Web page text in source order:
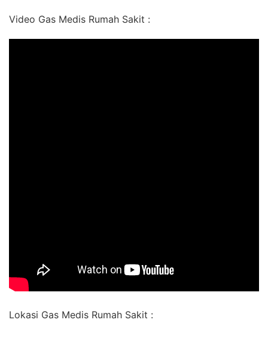
Video Gas Medis Rumah Sakit :
Lokasi Gas Medis Rumah Sakit :